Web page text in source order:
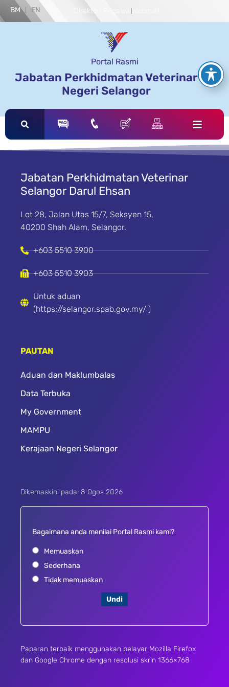
BM EN Direktori Pegawai
Portal Rasmi
Jabatan Perkhidmatan Veterinar
Negeri Selangor
Jabatan Perkhidmatan Veterinar
Selangor Darul Ehsan
Lot 28, Jalan Utas 15/7, Seksyen 15,
40200 Shah Alam, Selangor.
+603 5510 3900
+603 5510 3903
Untuk aduan
(https://selangor.spab.gov.my/ )
PAUTAN
Aduan dan Maklumbalas
Data Terbuka
My Government
MAMPU
Kerajaan Negeri Selangor
Dikemaskini pada: 8 Ogos 2026
Bagaimana anda menilai Portal Rasmi kami?
Memuaskan
Sederhana
Tidak memuaskan
Undi
Paparan terbaik menggunakan pelayar Mozilla Firefox
dan Google Chrome dengan resolusi skrin 1366×768